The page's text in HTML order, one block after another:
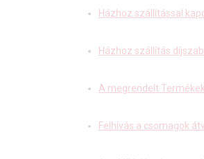
Házhoz szállítással
Házhoz szállítás
A megrendelt
Felhívás a csomagok